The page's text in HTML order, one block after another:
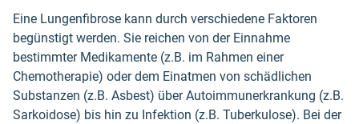
Eine Lungenfibrose kann durch verschiedene Faktoren
begünstigt werden. Sie reichen von der Einnahme
bestimmter Medikamente (z.B. im Rahmen einer
Chemotherapie) oder dem Einatmen von schädlichen
Substanzen (z.B. Asbest) über Autoimmunerkrankung (z.B.
Sarkoidose) bis hin zu Infektion (z.B. Tuberkulose). Bei der